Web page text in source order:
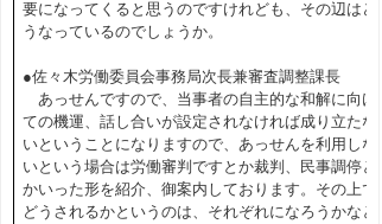
要になってくると思うのですけれども、その辺はど
うなっているのでしょうか。
●佐々木労働委員会事務局次長兼審査調整課長
あっせんですので、当事者の自主的な和解に向け
ての機運、話し合いが設定されなければ成り立たな
いということになりますので、あっせんを利用しな
いという場合は労働審判ですとか裁判、民事調停と
かいった形を紹介、御案内しております。その上で
どうされるかというのは、それぞれになろうかなと